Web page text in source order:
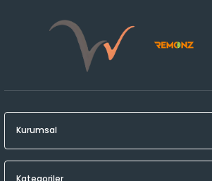
Kurumsal